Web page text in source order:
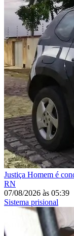
Justiça Homem é
RN
07/08/2026 às 05:39
Sistema prisional